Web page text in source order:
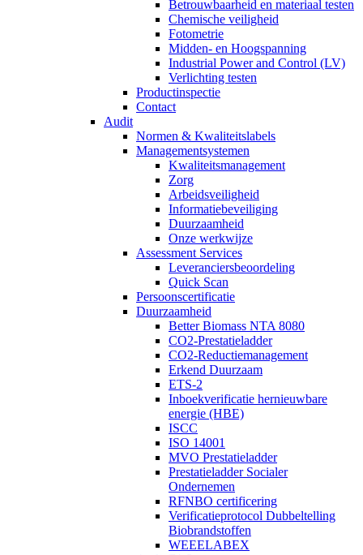
Betrouwbaarheid en materiaal testen
Chemische veiligheid
Fotometrie
Midden- en Hoogspanning
Industrial Power and Control (LV)
Verlichting testen
Productinspectie
Contact
Audit
Normen & Kwaliteitslabels
Managementsystemen
Kwaliteitsmanagement
Zorg
Arbeidsveiligheid
Informatiebeveiliging
Duurzaamheid
Onze werkwijze
Assessment Services
Leveranciersbeoordeling
Quick Scan
Persoonscertificatie
Duurzaamheid
Better Biomass NTA 8080
CO2-Prestatieladder
CO2-Reductiemanagement
Erkend Duurzaam
ETS-2
Inboekverificatie hernieuwbare
energie (HBE)
ISCC
ISO 14001
MVO Prestatieladder
Prestatieladder Socialer
Ondernemen
RFNBO certificering
Verificatieprotocol Dubbeltelling
Biobrandstoffen
WEEELABEX